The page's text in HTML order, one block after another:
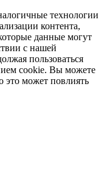
технологии
контента,
данные могут
с нашей
пользоваться
cookie. Вы можете
это может повлиять